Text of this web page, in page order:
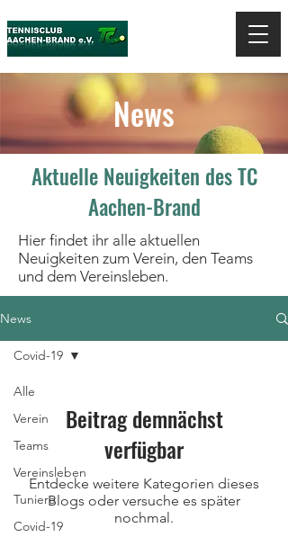
News
Aktuelle Neuigkeiten des TC
Aachen-Brand
Hier findet ihr alle aktuellen
Neuigkeiten zum Verein, den Teams
und dem Vereinsleben.
News
Alle
Verein
Teams
Vereinsleben
Tuniere
Covid-19
Covid-19
Beitrag demnächst
verfügbar
Entdecke weitere Kategorien dieses
Blogs oder versuche es später
nochmal.